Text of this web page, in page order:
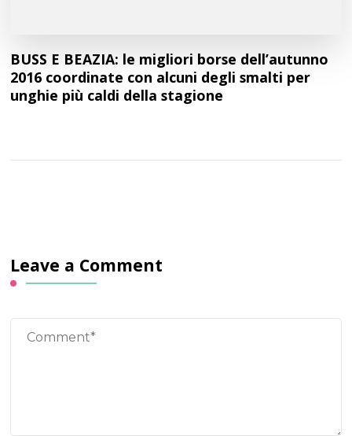
BUSS E BEAZIA: le migliori borse dell’autunno
2016 coordinate con alcuni degli smalti per
unghie più caldi della stagione
Leave a Comment